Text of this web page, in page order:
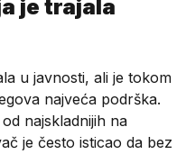
je trajala
u javnosti, ali je tokom
najveća podrška.
najskladnijih na
je često isticao da bez